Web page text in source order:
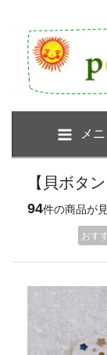
メ
【貝ボタ
94件の商品が
おす